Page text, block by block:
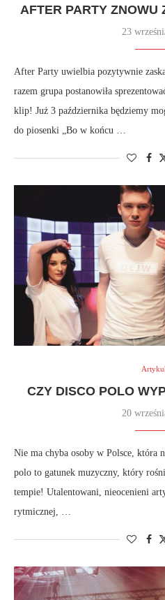
AFTER PARTY
23
After Party uwielbia pozytywnie
razem grupa postanowiła
klip! Już 3 października będziemy
do piosenki „Bo w końcu …
CZY DISCO POLO
20
Nie ma chyba osoby w Polsce, która
polo to gatunek muzyczny, który
tempie! Utalentowani, nieocenieni
rytmicznej, …